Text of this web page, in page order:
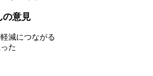
の意見
減につながる
た